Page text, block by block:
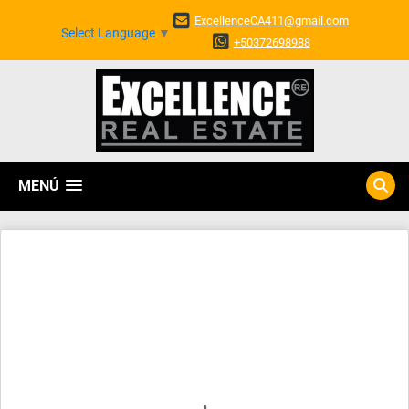
Select Language ▼
ExcellenceCA411@gmail.com
+50372698988
MENÚ